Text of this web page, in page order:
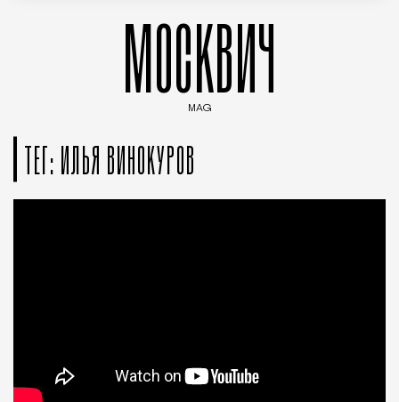
МОСКВИЧ
MAG
ТЕГ: ИЛЬЯ ВИНОКУРОВ